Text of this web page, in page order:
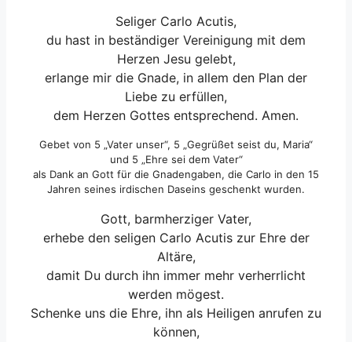
Seliger Carlo Acutis,
du hast in beständiger Vereinigung mit dem
Herzen Jesu gelebt,
erlange mir die Gnade, in allem den Plan der
Liebe zu erfüllen,
dem Herzen Gottes entsprechend. Amen.
Gebet von 5 „Vater unser“, 5 „Gegrüßet seist du, Maria“
und 5 „Ehre sei dem Vater“
als Dank an Gott für die Gnadengaben, die Carlo in den 15
Jahren seines irdischen Daseins geschenkt wurden.
Gott, barmherziger Vater,
erhebe den seligen Carlo Acutis zur Ehre der
Altäre,
damit Du durch ihn immer mehr verherrlicht
werden mögest.
Schenke uns die Ehre, ihn als Heiligen anrufen zu
können,